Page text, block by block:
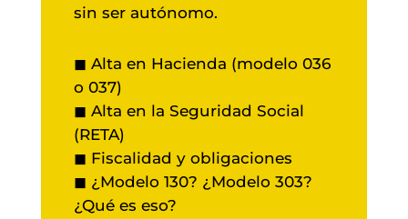
sin ser autónomo.
◼ Alta en Hacienda (modelo 036
o 037)
◼ Alta en la Seguridad Social
(RETA)
◼ Fiscalidad y obligaciones
◼ ¿Modelo 130? ¿Modelo 303?
¿Qué es eso?